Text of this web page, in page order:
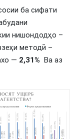
ба сифати
нишондодҳо –
методӣ –
— 2,31% Ва аз